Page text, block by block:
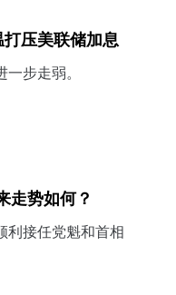
压美联储加息
步走弱。
走势如何？
利接任党魁和首相